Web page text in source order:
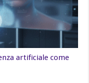
artificiale come